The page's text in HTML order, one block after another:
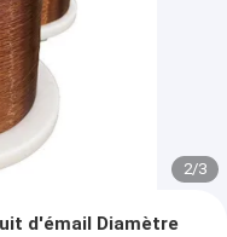
2/3
d'émail Diamètre